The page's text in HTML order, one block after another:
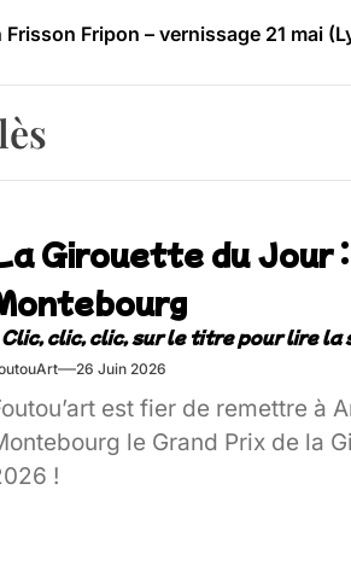
Fripon – vernissage 21 mai
Festival – Samedi 18 juillet
Girouette du Jour
26 Juin 2026
est fier de remettre à
le Grand Prix de la
!